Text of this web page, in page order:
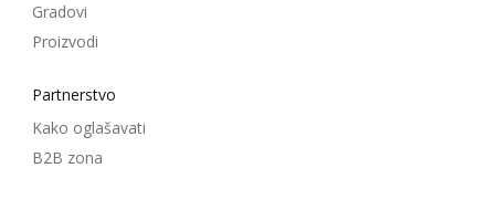
Gradovi
Proizvodi
Partnerstvo
Kako oglašavati
B2B zona